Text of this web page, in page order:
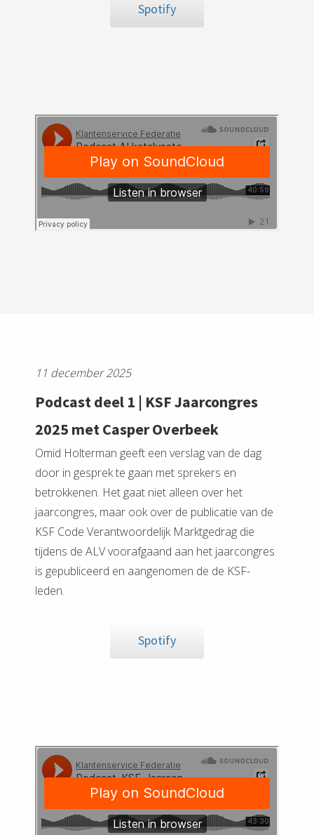
Spotify
11 december 2025
Podcast deel 1 | KSF Jaarcongres
2025 met Casper Overbeek
Omid Holterman geeft een verslag van de dag
door in gesprek te gaan met sprekers en
betrokkenen. Het gaat niet alleen over het
jaarcongres, maar ook over de publicatie van de
KSF Code Verantwoordelijk Marktgedrag die
tijdens de ALV voorafgaand aan het jaarcongres
is gepubliceerd en aangenomen de de KSF-
leden.
Spotify